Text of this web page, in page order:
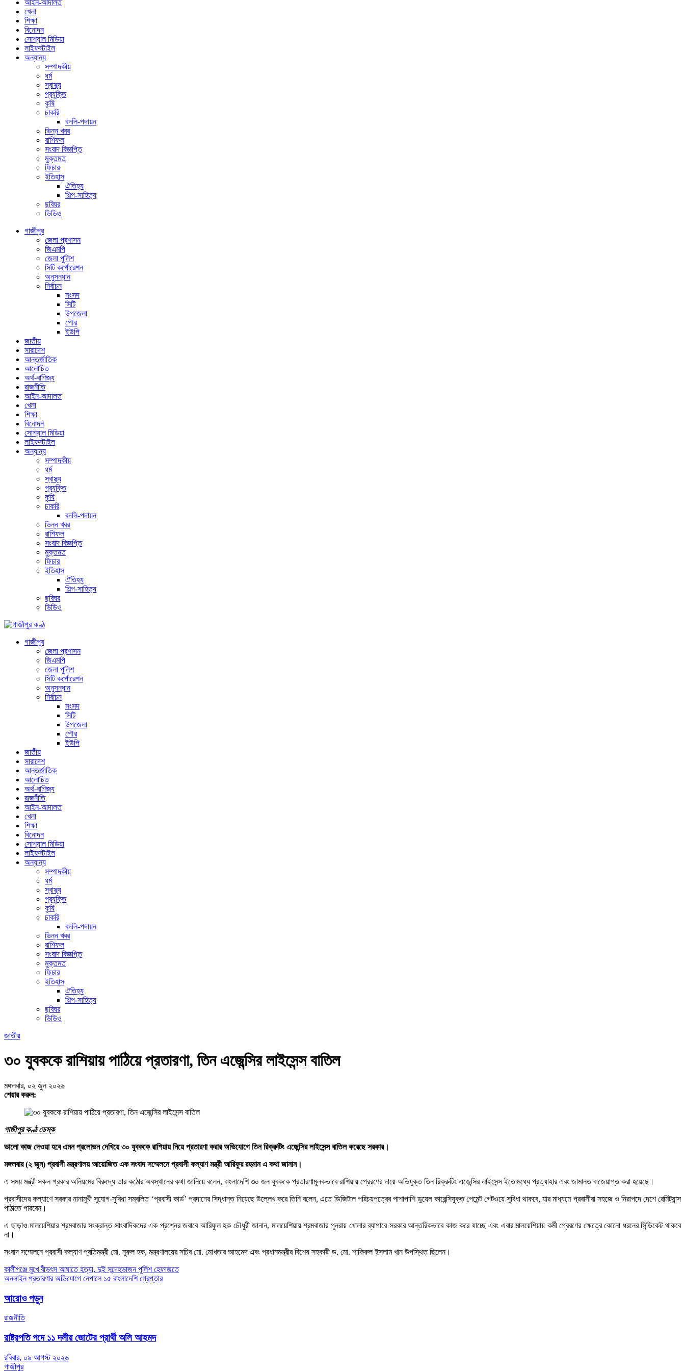
আইন-আদালত
খেলা
শিক্ষা
বিনোদন
সোশ্যাল মিডিয়া
লাইফস্টাইল
অন্যান্য
সম্পাদকীয়
ধর্ম
স্বাস্থ্য
প্রযুক্তি
কৃষি
চাকরি
বদলি-পদায়ন
ভিন্ন খবর
রাশিফল
সংবাদ বিজ্ঞপ্তি
মুক্তমত
ফিচার
ইতিহাস
ঐতিহ্য
শিল্প-সাহিত্য
ছবিঘর
ভিডিও
গাজীপুর
জেলা প্রশাসন
জিএমপি
জেলা পুলিশ
সিটি কর্পোরেশন
অনুসন্ধান
নির্বাচন
সংসদ
সিটি
উপজেলা
পৌর
ইউপি
জাতীয়
সারাদেশ
আন্তর্জাতিক
আলোচিত
অর্থ-বাণিজ্য
রাজনীতি
আইন-আদালত
খেলা
শিক্ষা
বিনোদন
সোশ্যাল মিডিয়া
লাইফস্টাইল
অন্যান্য
সম্পাদকীয়
ধর্ম
স্বাস্থ্য
প্রযুক্তি
কৃষি
চাকরি
বদলি-পদায়ন
ভিন্ন খবর
রাশিফল
সংবাদ বিজ্ঞপ্তি
মুক্তমত
ফিচার
ইতিহাস
ঐতিহ্য
শিল্প-সাহিত্য
ছবিঘর
ভিডিও
গাজীপুর
জেলা প্রশাসন
জিএমপি
জেলা পুলিশ
সিটি কর্পোরেশন
অনুসন্ধান
নির্বাচন
সংসদ
সিটি
উপজেলা
পৌর
ইউপি
জাতীয়
সারাদেশ
আন্তর্জাতিক
আলোচিত
অর্থ-বাণিজ্য
রাজনীতি
আইন-আদালত
খেলা
শিক্ষা
বিনোদন
সোশ্যাল মিডিয়া
লাইফস্টাইল
অন্যান্য
সম্পাদকীয়
ধর্ম
স্বাস্থ্য
প্রযুক্তি
কৃষি
চাকরি
বদলি-পদায়ন
ভিন্ন খবর
রাশিফল
সংবাদ বিজ্ঞপ্তি
মুক্তমত
ফিচার
ইতিহাস
ঐতিহ্য
শিল্প-সাহিত্য
ছবিঘর
ভিডিও
জাতীয়
৩০ যুবককে রাশিয়ায় পাঠিয়ে প্রতারণা, তিন এজেন্সির লাইসেন্স বাতিল
মঙ্গলবার, ০২ জুন ২০২৬
শেয়ার করুন:
গাজীপুর কণ্ঠ ডেস্ক
ভালো কাজ দেওয়া হবে এমন প্রলোভন দেখিয়ে ৩০ যুবককে রাশিয়ায় নিয়ে প্রতারণা করার অভিযোগে তিন রিক্রুটিং এজেন্সির লাইসেন্স বাতিল করেছে সরকার।
মঙ্গলবার (২ জুন) প্রবাসী মন্ত্রণালয় আয়োজিত এক সংবাদ সম্মেলনে প্রবাসী কল্যাণ মন্ত্রী আরিফুর রহমান এ কথা জানান।
এ সময় মন্ত্রী সকল প্রকার অনিয়মের বিরুদ্ধে তার কঠোর অবস্থানের কথা জানিয়ে বলেন, বাংলাদেশি ৩০ জন যুবককে প্রতারণামূলকভাবে রাশিয়ায় প্রেরণের দায়ে অভিযুক্ত তিন রিক্রুটিং এজেন্সির লাইসেন্স ইতোমধ্যে প্রত্যাহার এবং জামানত বাজেয়াপ্ত করা হয়েছে।
প্রবাসীদের কল্যাণে সরকার নানামুখী সুযোগ-সুবিধা সম্বলিত ‘প্রবাসী কার্ড’ প্রদানের সিদ্ধান্ত নিয়েছে উল্লেখ করে তিনি বলেন, এতে ডিজিটাল পরিচয়পত্রের পাশাপাশি ডুয়েল কারেন্সিযুক্ত পেমেন্ট গেটওয়ে সুবিধা থাকবে, যার মাধ্যমে প্রবাসীরা সহজে ও নিরাপদে দেশে রেমিট্যান্স
পাঠাতে পারবেন।
এ ছাড়াও মালয়েশিয়ার শ্রমবাজার সংক্রান্ত সাংবাদিকদের এক প্রশ্নের জবাবে আরিফুল হক চৌধুরী জানান, মালয়েশিয়ায় শ্রমবাজার পুনরায় খোলার ব্যাপারে সরকার আন্তরিকভাবে কাজ করে যাচ্ছে এবং এবার মালয়েশিয়ায় কর্মী প্রেরণের ক্ষেত্রে কোনো ধরনের সিন্ডিকেট থাকবে
না।
সংবাদ সম্মেলনে প্রবাসী কল্যাণ প্রতিমন্ত্রী মো. নুরুল হক, মন্ত্রণালয়ের সচিব মো. মোখতার আহমেদ এবং প্রধানমন্ত্রীর বিশেষ সহকারী ড. মো. শাকিরুল ইসলাম খান উপস্থিত ছিলেন।
Post
navigation
কালীগঞ্জে মুখে বীভৎস আঘাতে হত্যা, দুই সন্দেহভাজন পুলিশ হেফাজতে
অনলাইন প্রতারণার অভিযোগে নেপালে ১৫ বাংলাদেশি গ্রেপ্তার
আরোও পড়ুন
রাজনীতি
রাষ্ট্রপতি পদে ১১ দলীয় জোটের প্রার্থী অলি আহমদ
রবিবার, ০৯ আগস্ট ২০২৬
গাজীপুর